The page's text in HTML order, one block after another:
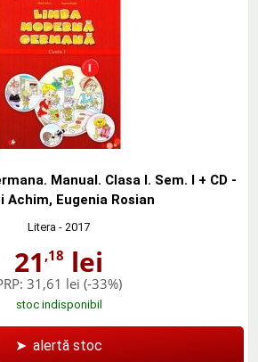
Manual. Clasa I. Sem. I + CD -
Achim, Eugenia Rosian
Litera - 2017
21 ,18 lei
31,61 lei (-33%)
stoc indisponibil
➤ alertă stoc